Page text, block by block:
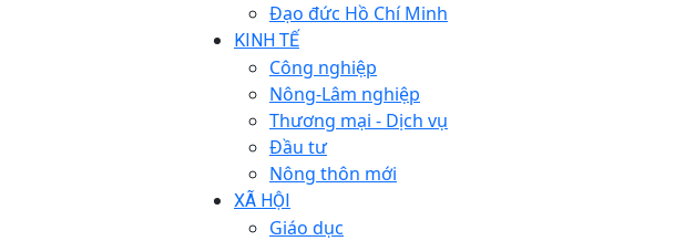
Đạo đức Hồ Chí Minh
KINH TẾ
Công nghiệp
Nông-Lâm nghiệp
Thương mại - Dịch vụ
Đầu tư
Nông thôn mới
XÃ HỘI
Giáo dục